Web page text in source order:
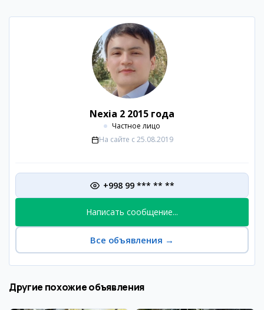
Nexia 2 2015 года
Частное лицо
На сайте с 25.08.2019
+998 99 *** ** **
Написать сообщение...
Все объявления →
Другие похожие объявления